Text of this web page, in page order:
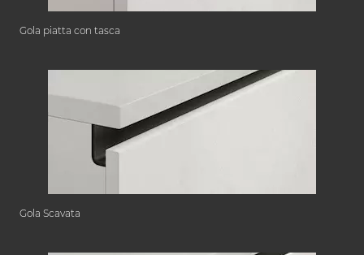
Gola piatta con tasca
Gola Scavata